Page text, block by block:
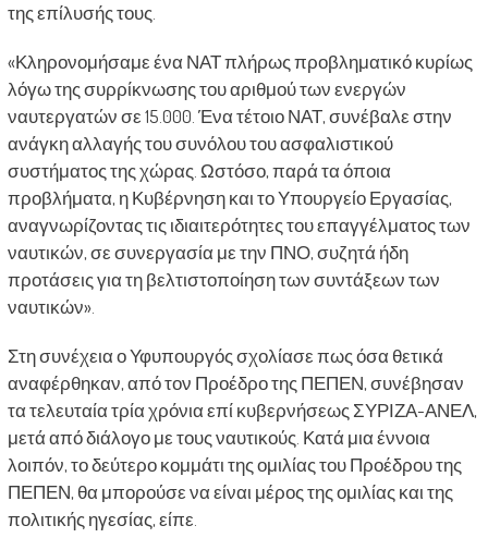
της επίλυσής τους.
«Κληρονομήσαμε ένα ΝΑΤ πλήρως προβληματικό κυρίως
λόγω της συρρίκνωσης του αριθμού των ενεργών
ναυτεργατών σε 15.000. Ένα τέτοιο ΝΑΤ, συνέβαλε στην
ανάγκη αλλαγής του συνόλου του ασφαλιστικού
συστήματος της χώρας. Ωστόσο, παρά τα όποια
προβλήματα, η Κυβέρνηση και το Υπουργείο Εργασίας,
αναγνωρίζοντας τις ιδιαιτερότητες του επαγγέλματος των
ναυτικών, σε συνεργασία με την ΠΝΟ, συζητά ήδη
προτάσεις για τη βελτιστοποίηση των συντάξεων των
ναυτικών».
Στη συνέχεια ο Υφυπουργός σχολίασε πως όσα θετικά
αναφέρθηκαν, από τον Προέδρο της ΠΕΠΕΝ, συνέβησαν
τα τελευταία τρία χρόνια επί κυβερνήσεως ΣΥΡΙΖΑ-ΑΝΕΛ,
μετά από διάλογο με τους ναυτικούς. Κατά μια έννοια
λοιπόν, το δεύτερο κομμάτι της ομιλίας του Προέδρου της
ΠΕΠΕΝ, θα μπορούσε να είναι μέρος της ομιλίας και της
πολιτικής ηγεσίας, είπε.